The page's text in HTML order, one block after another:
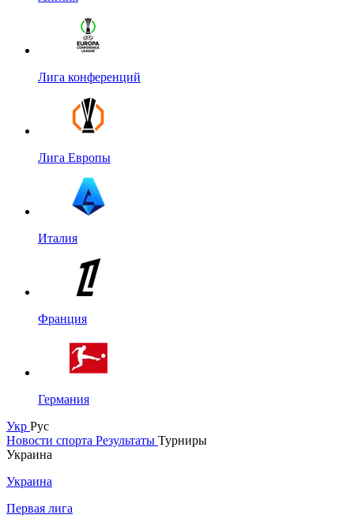
Лига конференций
Лига Европы
Италия
Франция
Германия
Укр Рус
Новости спорта Результаты Турниры
Украина
Украина
Первая лига